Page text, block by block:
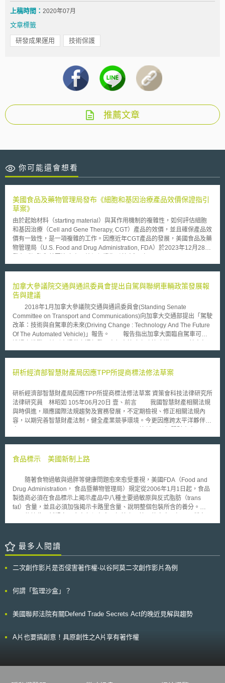
上稿時間： 2020年07月
文章標籤
研發成果運用 技術保護
推薦文章
你可能還會想看
美國食品及藥物管理局發布《細胞和基因治療產品效價保證指引
草案》
由於起始材料（starting material）與其作用機制的複雜性，如何評估細胞
和基因治療（Cell and Gene Therapy, CGT）產品的效價，並且確保產品效
價有一致性，是一項複雜的工作。因應近年CGT產品的發展，美國食品及藥
物管理局（U.S. Food and Drug Administration, FDA）於2023年12月28日
Cellular and Gene Therapy Products Draft Guidance for Industry），旨在
立效價測試基準：納入2011年《細胞和基因治療產品的效價測試指引》
（Potency Tests for Cellular and Gene Therapy Products Guidance for
Industry）中關於效價測試設計的具體建議，包括專一性、準確性和精確性
等要求。 2.建立涵蓋產品生命週期的效價保證策略：強調在整個產品生命週
期中，進行效價測試的重要性，涵蓋製程設計、製程控制、物料控制與批次
檢測等多個環節。 3.導入風險管理評估概念：包括根據CGT產品的作用機
制、臨床指示和給藥途徑來訂定目標產品品質（Quality Target Product
Attributes, CQA）、以及影響CQA的關鍵性製程因素（Critical Process
來廠商在產品開發早期階段就需要進行產品性質與作用機制的風險評估，在
品在每個生產階段都符合FDA的安全性和效價標準，從而減少市場准入的障
礙，也增強了公眾對CGT產品安全性和療效的信心，加快創新治療方法的推
廣，而後續亦值得關注2024年3月27日所徵集的意見。
加拿大參議院交通與通訊委員會提出自駕與聯網車輛政策發展報
告與建議
2018年1月加拿大參議院交通與通訊委員會(Standing Senate
Committee on Transport and Communications)向加拿大交通部提出「駕駛
改革：技術與自駕車的未來(Driving Change : Technology And The Future
Of The Automated Vehicle)」報告。 報告指出加拿大面臨自駕車可能
含：建議加拿大應成立跨部會單位以整合全國自駕車政策、並整合各地方政
自駕車輛於兩國間運行無障礙；交通部應發展自駕聯網車輛設計的車輛安全
求，該指南並應持續隨科技發展而更新。 加拿大政府並應立法授權隱
私委員會主動調查與促使製造者遵循「個人資訊保護與電子文件法
（Personal Information Protection and Electronic Documents Act）」的權
力，並應持續評估聯網車輛的隱私相關規範之需求。 並應整合利益關
係人發展聯網車輛管制框架，特別應包括隱私保護；並應監督自駕與聯網車
營業所需資訊；並應注重加拿大自駕車之測試與發展等對於就業之影響等。
研析經濟部智慧財產局因應TPP所提商標法修法草案
研析經濟部智慧財產局因應TPP所提商標法修法草案 資策會科技法律研究所
法律研究員 林昭如 105年06月20日 壹、前言 我國智慧財產相關法規
與時俱進，順應國際法規趨勢及實務發展，不定期檢視、修正相關法規內
容，以期完善智慧財產法制，健全產業競爭環境。今更因應跨太平洋夥伴協
簡稱IP章)全面化、高標準、細緻化的規範，重新檢視我國智慧財產相關法
傳統商標、著名商標保護、地理標示等等[1]。惟有關製造、進口仿冒標籤、
國TPP/RCEP專案小組第16次會議，已就智慧財產法規相關議題，確認修法
方向及內容，向國際社會展現我國爭取加入TPP第二輪談判的決心[2]。
經濟部智慧財產局於105年5月10日將因應TPP規定的商標法修正草案
送交行政院，其修正重點包括：1.擴大仿冒商標標籤等行為的民事責任，以
故意或過失為主觀要件(不限於明知)；2.新增仿冒商標或團體商標標籤等行
於明知)為主觀要件。本文將分析我國商標法現行條文(以下簡稱現行條文)及
因應TPP規定的修正條文內容，並提出對於我國產業可能造成之影響。 貳、
因應TPP修法重點內容 一、擴大仿冒商標標籤等行為的民事責任，以故意或
to know)為主觀要件，負擔損害賠償責任。考量我國現行條文第七十條第三
列、販賣、輸出或輸入尚未與商品或服務結合之標籤、吊牌、包裝容器或與
條件。 此外，亦強化現行條文意旨，明確規範民事賠償責任範圍，包
增仿冒商標或團體商標標籤等行為的刑罰規定 因應TPP IP章第18‧77
食品標示 美國新制上路
隨著食物過敏與過胖等健康問題愈來愈受重視，美國FDA（Food and
Drug Administration， 食品暨藥物管理局）規定從2006年1月1日起，食品
製造商必須在食品標示上揭示產品中八種主要過敏原與反式脂肪（trans
fat）含量，並且必須加強揭示卡路里含量、說明整個包裝所含的養分。
造成過敏的過敏原，包括核果（杏仁、胡桃、大胡桃）、牛奶、蛋類、魚
脂肪，是不飽和脂肪酸的一種，它會刺激人體內低密度脂蛋白（LDL）的增
加，進而使低密度蛋白膽固醇（LDL-C）的量增加。LDL-C又被稱為『壞膽
疾病的風險。過去一直沒有決定每人每天攝取量標準，因此在商品包裝上的
新制上路後，在包裝標籤上面也必須列出反式脂肪含量。 在消費者越
最多人閱讀
二次創作影片是否侵害著作權-以谷阿莫二次創作影片為例
何謂「監理沙盒」？
美國聯邦法院有關Defend Trade Secrets Act的晚近見解與趨勢
A片也要搞創意！具原創性之A片享有著作權